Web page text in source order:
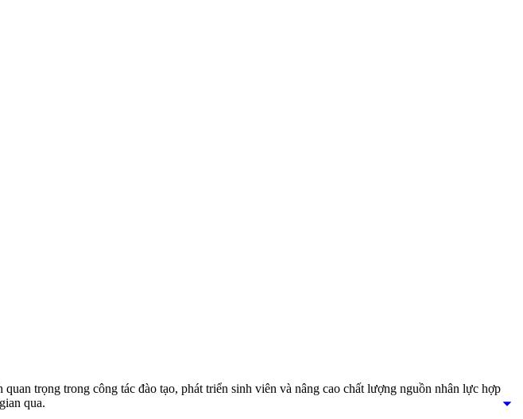
trọng trong công tác đào tạo, phát triển sinh viên và nâng cao chất lượng nguồn nhân lực hợp
qua.